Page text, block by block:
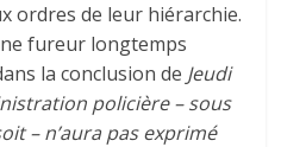
ordres de leur hiérarchie.
fureur longtemps
la conclusion de Jeudi
policière – sous
– n’aura pas exprimé